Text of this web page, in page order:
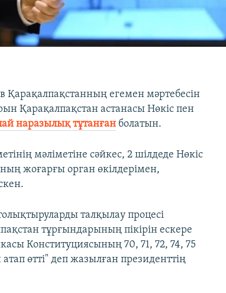
Қарақалпақстанның егемен мәртебесін
Қарақалпақстан астанасы Нөкіс пен
наразылық тұтанған болатын.
мәліметіне сәйкес, 2 шілдеде Нөкіс
жоғарғы орган өкілдерімен,
талқылау процесі
тұрғындарының пікірін ескере
Конституциясының 70, 71, 72, 74, 75
атап өтті" деп жазылған президенттің